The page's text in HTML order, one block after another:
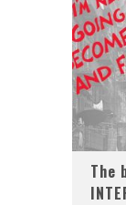
The